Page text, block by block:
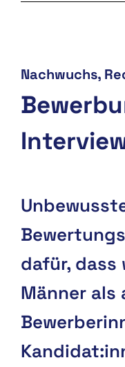
Nachwuchs
dafür, dass
Männer als